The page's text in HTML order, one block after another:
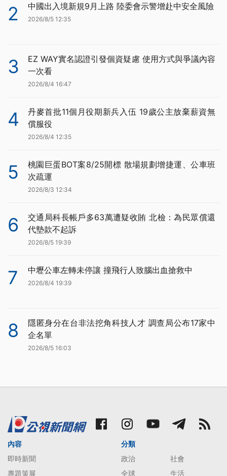
2 中國出入境新規9月上路 陸委會示警增赴中安全風險
2026/8/5 12:35
3
EZ WAY實名認證引發個資疑慮 使用方式與爭議內容
一次看
2026/8/4 16:47
4
丹麥首批11個月役期新兵入伍 19歲公主放棄薪資無
償服役
2026/8/4 12:35
5
桃園巨蛋BOT案8/25開標 散場規劃增捷運、公車班
次疏運
2026/8/3 12:34
6
交通局科長帳戶多63萬遭疑收賄 北檢：為民眾償還
代墊款不起訴
2026/8/5 19:39
7 中壢公車左轉未停讓 撞飛行人致腦出血搶救中
2026/8/4 19:39
8
隱匿身分在台非法挖角科技人才 調查局公布17家中
企名單
2026/8/5 16:03
內容
即時新聞
專題策展
分類
政治
社會
全球
生活